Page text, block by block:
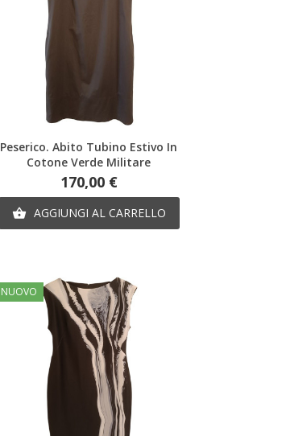
Anteprima
Peserico. Abito Tubino Estivo In
Cotone Verde Militare
Prezzo
170,00 €
 AGGIUNGI AL CARRELLO
NUOVO